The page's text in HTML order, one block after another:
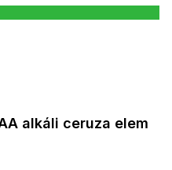
alkáli ceruza elem